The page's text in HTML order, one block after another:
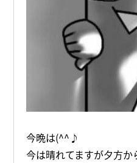
今晩は(^^♪
今は晴れてますが夕方